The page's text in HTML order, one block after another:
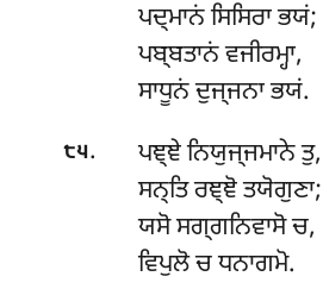
ਪਦ੍ਮਾਨਂ ਸਿਸਿਰਾ ਭਯਂ;
ਪਬ੍ਬਤਾਨਂ ਵਜੀਰਮ੍ਹਾ,
ਸਾਧੂਨਂ ਦੁਜ੍ਜਨਾ ਭਯਂ.
੮੫. ਪਞ੍ਞੇਨਿਯੁਜ੍ਜਮਾਨੇ ਤੁ,
ਸਨ੍ਤਿ ਰਞ੍ਞੋ ਤਯੋਗੁਣਾ;
ਯਸੋ ਸਗ੍ਗਨਿਵਾਸੋ ਚ,
ਵਿਪੁਲੋ ਚ ਧਨਾਗਮੋ.